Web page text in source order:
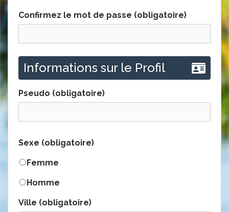
Confirmez le mot de passe (obligatoire)
Informations sur le Profil
Pseudo (obligatoire)
Sexe (obligatoire)
Femme
Homme
Ville (obligatoire)